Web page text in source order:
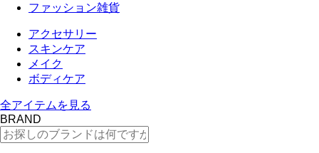
ファッション雑貨
アクセサリー
スキンケア
メイク
ボディケア
全アイテムを見る
BRAND